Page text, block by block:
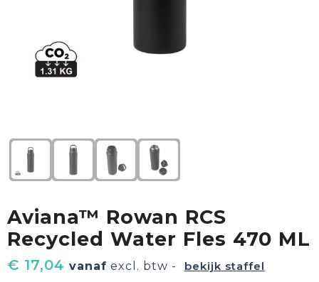
Paraplu's
Sport
Kinderen, Peuters & Baby's
Vrije tijd en Strand
Aviana™ Rowan RCS
Recycled Water Fles 470 ML
€ 17,04 vanaf excl. btw - bekijk staffel